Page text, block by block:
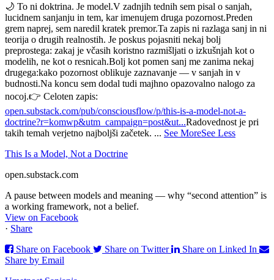
🌙 To ni doktrina. Je model.V zadnjih tednih sem pisal o sanjah,
lucidnem sanjanju in tem, kar imenujem druga pozornost.Preden
grem naprej, sem naredil kratek premor.Ta zapis ni razlaga sanj in ni
teorija o drugih realnostih. Je poskus pojasniti nekaj bolj
preprostega: zakaj je včasih koristno razmišljati o izkušnjah kot o
modelih, ne kot o resnicah.Bolj kot pomen sanj me zanima nekaj
drugega:kako pozornost oblikuje zaznavanje — v sanjah in v
budnosti.Na koncu sem dodal tudi majhno opazovalno nalogo za
nocoj.👉 Celoten zapis:
open.substack.com/pub/consciousflow/p/this-is-a-model-not-a-
doctrine?r=komwp&utm_campaign=post&ut...Radovednost je pri
takih temah verjetno najboljši začetek. ... See MoreSee Less
This Is a Model, Not a Doctrine
open.substack.com
A pause between models and meaning — why “second attention” is
a working framework, not a belief.
View on Facebook
· Share
Share on Facebook
Share on Twitter
Share on Linked In
Share by Email